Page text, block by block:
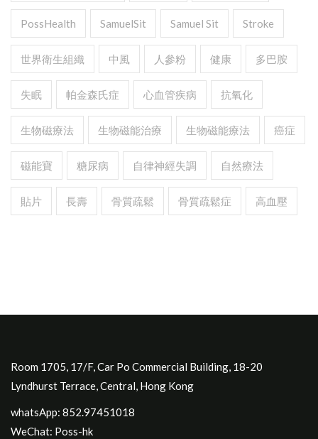
PossHealth SamuelSit Samuel Sit Stroke
世界衛生組織 中風 人參粉 健康 多巴胺
失眠 帕金森氏症 心血管疾病 抗氧化
生物磁療法 生物磁能治療 生物磁能療法 癌症
磁能寶 糖尿病 自律神經失調 自然療法
貼片 長壽 骨質疏鬆 骨質疏鬆症 高血壓
Room 1705, 17/F, Car Po Commercial Building, 18-20
Lyndhurst Terrace, Central, Hong Kong
whatsApp: 852.97451018
WeChat: Poss-hk